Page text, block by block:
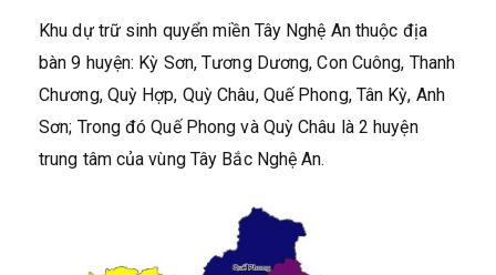
Khu dự trữ sinh quyển miền Tây Nghệ An thuộc địa
bàn 9 huyện: Kỳ Sơn, Tương Dương, Con Cuông, Thanh
Chương, Quỳ Hợp, Quỳ Châu, Quế Phong, Tân Kỳ, Anh
Sơn; Trong đó Quế Phong và Quỳ Châu là 2 huyện
trung tâm của vùng Tây Bắc Nghệ An.